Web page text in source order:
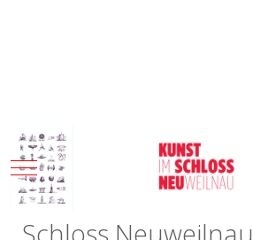
Mobile Menu Toggle